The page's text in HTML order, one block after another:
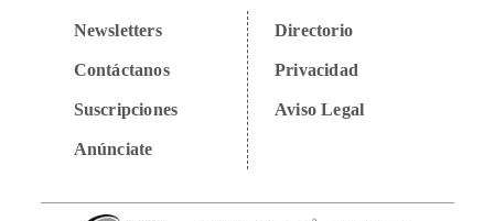
Newsletters
Contáctanos
Suscripciones
Anúnciate
Directorio
Privacidad
Aviso Legal